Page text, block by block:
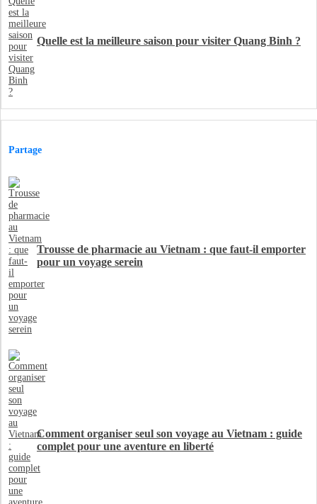
Quelle est la meilleure saison pour visiter Quang Binh ?
Partage
Trousse de pharmacie au Vietnam : que faut-il emporter
pour un voyage serein
Comment organiser seul son voyage au Vietnam : guide
complet pour une aventure en liberté